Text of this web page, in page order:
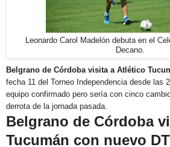
Leonardo Carol Madelón debuta en el
Decano.
Belgrano de Córdoba visita a Atlético
fecha 11 del Torneo Independencia desde las
equipo confirmado pero sería con cinco
derrota de la jornada pasada.
Belgrano de Córdoba
Tucumán con nuevo DT